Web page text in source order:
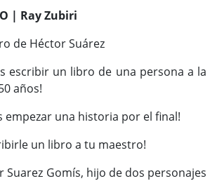
| Ray Zubiri
de Héctor Suárez
escribir un libro de una persona a la
años!
empezar una historia por el final!
un libro a tu maestro!
Suarez Gomís, hijo de dos personajes